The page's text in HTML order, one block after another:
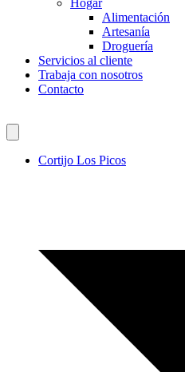
Hogar
Alimentación
Artesanía
Droguería
Servicios al cliente
Trabaja con nosotros
Contacto
Cortijo Los Picos